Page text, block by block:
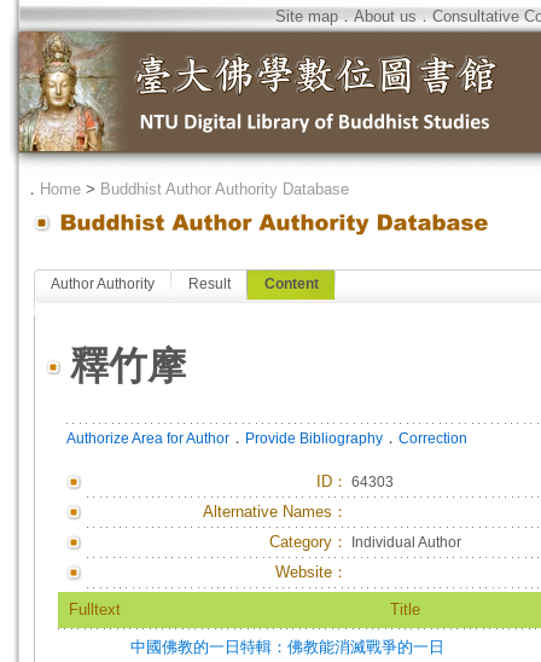
Site map．About us．Consultative
． Home > Buddhist Author Authority Database
Author Authority Result Content
釋竹摩
Authorize Area for Author ． Provide Bibliography ． Correction
ID ： 64303
Alternative Names：
Category：
Individual Author
Website：
Fulltext Title
中國佛教的一日特輯：佛教能消滅戰爭的一日